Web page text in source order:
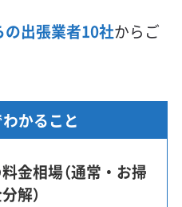
出張業者10社からご
かること
料金相場（通常・お掃
解）